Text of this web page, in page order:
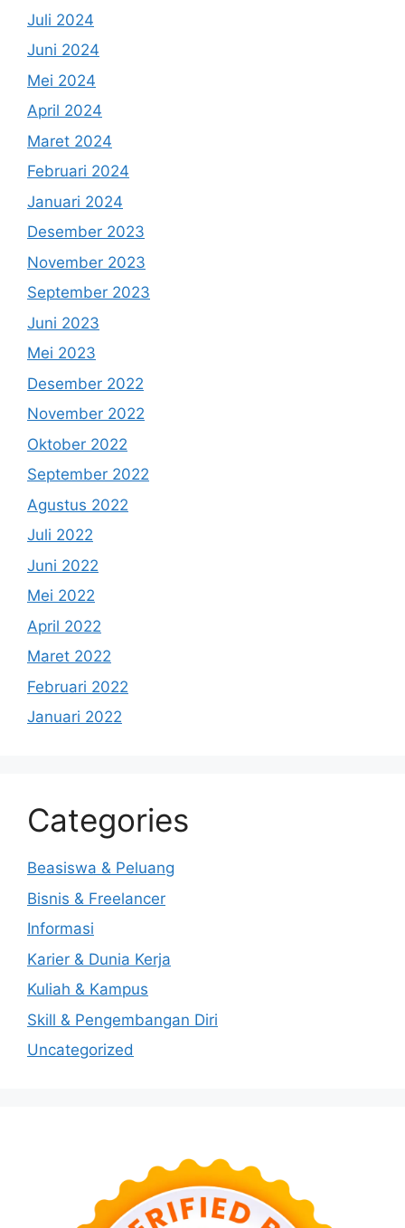
Juli 2024
Juni 2024
Mei 2024
April 2024
Maret 2024
Februari 2024
Januari 2024
Desember 2023
November 2023
September 2023
Juni 2023
Mei 2023
Desember 2022
November 2022
Oktober 2022
September 2022
Agustus 2022
Juli 2022
Juni 2022
Mei 2022
April 2022
Maret 2022
Februari 2022
Januari 2022
Categories
Beasiswa & Peluang
Bisnis & Freelancer
Informasi
Karier & Dunia Kerja
Kuliah & Kampus
Skill & Pengembangan Diri
Uncategorized